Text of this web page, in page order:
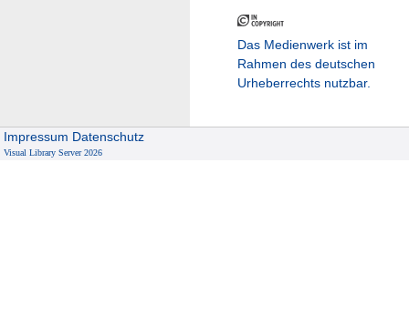
Das Medienwerk ist im
Rahmen des deutschen
Urheberrechts nutzbar.
Impressum Datenschutz
Visual Library Server 2026